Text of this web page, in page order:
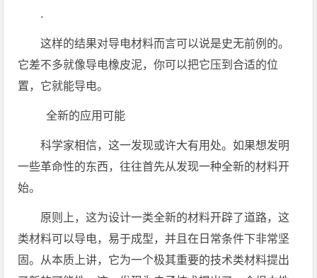
.
这样的结果对导电材料而言可以说是史无前例的。
它差不多就像导电橡皮泥，你可以把它压到合适的位
置，它就能导电。
全新的应用可能
科学家相信，这一发现或许大有用处。如果想发明
一些革命性的东西，往往首先从发现一种全新的材料开
始。
原则上，这为设计一类全新的材料开辟了道路，这
类材料可以导电，易于成型，并且在日常条件下非常坚
固。从本质上讲，它为一个极其重要的技术类材料提出